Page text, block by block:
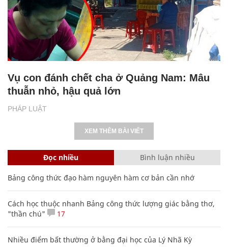
PHÁP LUẬT
Vụ con đánh chết cha ở Quảng Nam: Mâu
thuẫn nhỏ, hậu quả lớn
XEM THÊM BÀI VIẾT
Đọc nhiều Bình luận nhiều
Bảng công thức đạo hàm nguyên hàm cơ bản cần nhớ
Cách học thuộc nhanh Bảng công thức lượng giác bằng thơ,
"thần chú"
17
Nhiều điểm bất thường ở bằng đại học của Lý Nhã Kỳ